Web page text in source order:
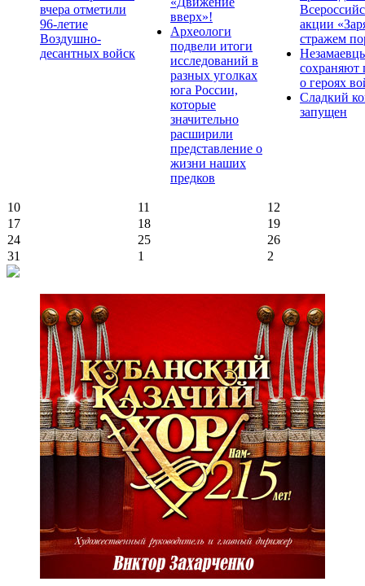
вчера отметили
96-летие
Воздушно-
десантных войск
вверх»!
Археологи
подвели итоги
исследований в
разных уголках
юга России,
которые
значительно
расширили
представление о
жизни наших
предков
акции
стражем
сохраняют
о героях
Сладкий
запущен
10 11
12
17
18
19
24
25
26
31
1 2